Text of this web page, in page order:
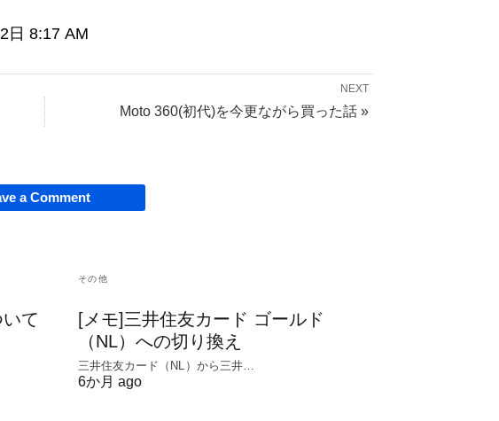
日 8:17 AM
NEXT
Moto 360(初代)を今更ながら買った話 »
a Comment
て
その他
[メモ]三井住友カード ゴールド
（NL）への切り換え
三井住友カード（NL）から三井…
6か月 ago